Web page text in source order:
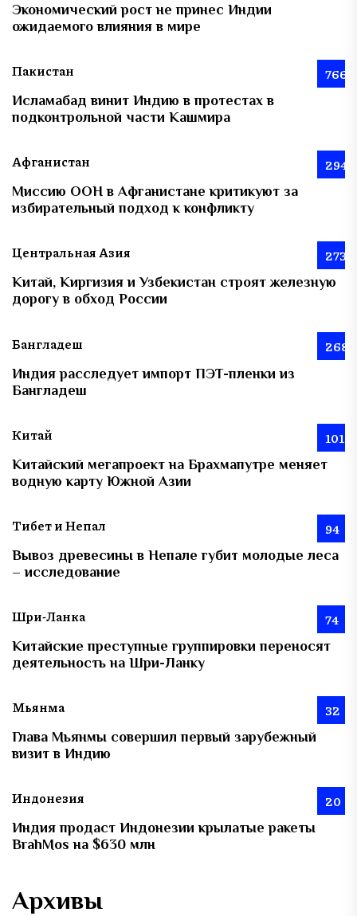
Экономический рост не принес Индии
ожидаемого влияния в мире
Пакистан 766
Исламабад винит Индию в протестах в
подконтрольной части Кашмира
Афганистан 294
Миссию ООН в Афганистане критикуют за
избирательный подход к конфликту
Центральная Азия 273
Китай, Киргизия и Узбекистан строят железную
дорогу в обход России
Бангладеш 268
Индия расследует импорт ПЭТ-пленки из
Бангладеш
Китай 101
Китайский мегапроект на Брахмапутре меняет
водную карту Южной Азии
Тибет и Непал 94
Вывоз древесины в Непале губит молодые леса
– исследование
Шри-Ланка 74
Китайские преступные группировки переносят
деятельность на Шри-Ланку
Мьянма 32
Глава Мьянмы совершил первый зарубежный
визит в Индию
Индонезия 20
Индия продаст Индонезии крылатые ракеты
BrahMos на $630 млн
Архивы